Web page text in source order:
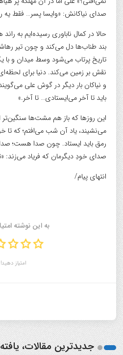
صدای نیاکانش: «وایسا پسر… فقط یه
حالا در کمال ناباوری رسیده‌ایم به
بند طناب‌ها دل می‌کند و چون تیر
تاریخ پرتاب می‌شود وسط میدان و با
نقش بر زمین می‌کند. دنیا برای
و نیاکان بار دیگر در گوش علی
باید تا آخر می‌ایستادی… تا آخر.»
این روزها که باز هم مشت‌ها
می‌نشیند، یاد آن شب می‌افتم؛ که تا
رمق باید ایستاد. چون صدا هست؛
صدای خودِ دیگرمان که فریاد می‌زند:
انتهای پیام/
به این نوشته
امتیاز دهید!
جدیدترین مقالات،